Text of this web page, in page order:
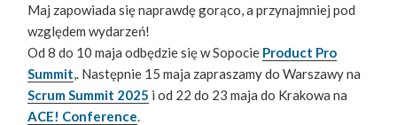
Maj zapowiada się naprawdę gorąco, a przynajmniej pod
względem wydarzeń!
Od 8 do 10 maja odbędzie się w Sopocie Product Pro
Summit,. Następnie 15 maja zapraszamy do Warszawy na
Scrum Summit 2025 i od 22 do 23 maja do Krakowa na
ACE! Conference.